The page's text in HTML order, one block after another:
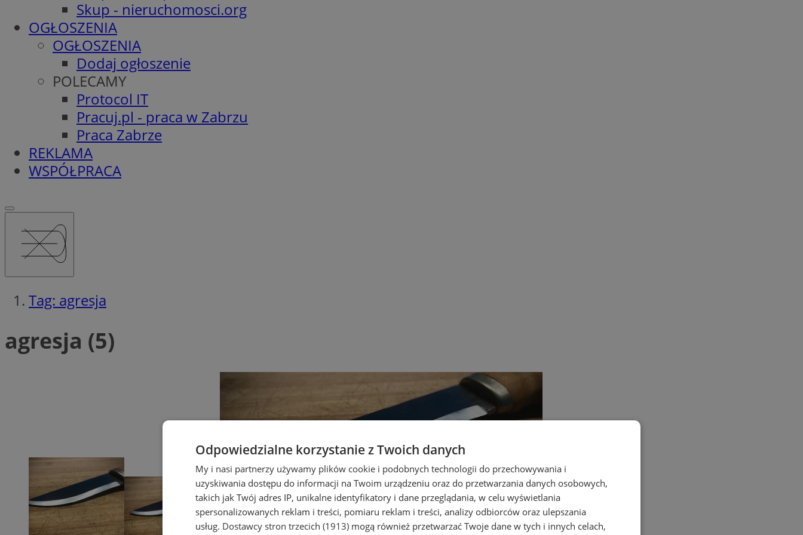
Skup - nieruchomosci.org
OGŁOSZENIA
OGŁOSZENIA
Dodaj ogłoszenie
POLECAMY
Protocol IT
Pracuj.pl - praca w Zabrzu
Praca Zabrze
REKLAMA
WSPÓŁPRACA
Tag: agresja
agresja (5)
Odpowiedzialne korzystanie z Twoich danych
My i nasi partnerzy używamy plików cookie i podobnych technologii do przechowywania i
uzyskiwania dostępu do informacji na Twoim urządzeniu oraz do przetwarzania danych osobowych,
takich jak Twój adres IP, unikalne identyfikatory i dane przeglądania, w celu wyświetlania
spersonalizowanych reklam i treści, pomiaru reklam i treści, analizy odbiorców oraz ulepszania
usług. Dostawcy stron trzecich (1913) mogą również przetwarzać Twoje dane w tych i innych celach,